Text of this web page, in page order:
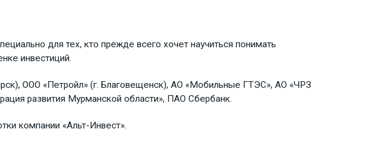
для тех, кто прежде всего хочет научиться понимать
инвестиций.
ООО «Петройл» (г. Благовещенск), АО «Мобильные ГТЭС», АО «ЧРЗ
развития Мурманской области», ПАО Сбербанк.
компании «Альт-Инвест».